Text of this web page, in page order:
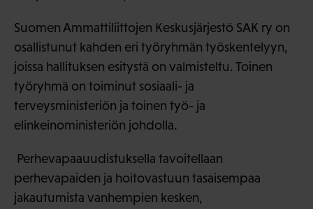
Suomen Ammattiliittojen Keskusjärjestö SAK ry on
osallistunut kahden eri työryhmän työskentelyyn,
joissa hallituksen esitystä on valmisteltu. Toinen
työryhmä on toiminut sosiaali- ja
terveysministeriön ja toinen työ- ja
elinkeinoministeriön johdolla.
Perhevapaauudistuksella tavoitellaan
perhevapaiden ja hoitovastuun tasaisempaa
jakautumista vanhempien kesken,